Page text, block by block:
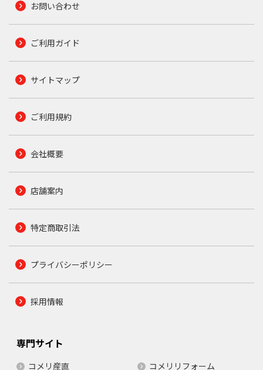
お問い合わせ
ご利用ガイド
サイトマップ
ご利用規約
会社概要
店舗案内
特定商取引法
プライバシーポリシー
採用情報
専門サイト
コメリ産直 コメリリフォーム